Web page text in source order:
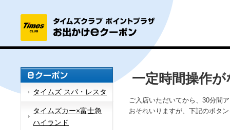
タイムズ スパ・レスタ
タイムズカー×富士急
ハイランド
一定時間操作
ご入店いただいてから、30分間
おそれいりますが、下記のボタ